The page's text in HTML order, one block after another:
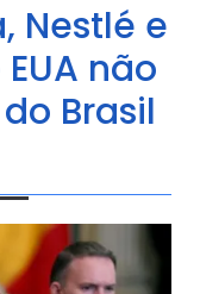
Nestlé e
não
Brasil